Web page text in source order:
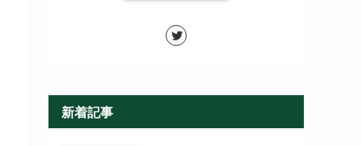
新着記事